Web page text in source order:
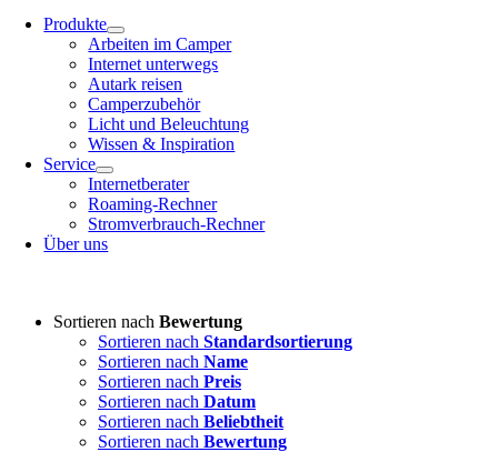
Produkte
Arbeiten im Camper
Internet unterwegs
Autark reisen
Camperzubehör
Licht und Beleuchtung
Wissen & Inspiration
Service
Internetberater
Roaming-Rechner
Stromverbrauch-Rechner
Über uns
Sortieren nach Bewertung
Sortieren nach Standardsortierung
Sortieren nach Name
Sortieren nach Preis
Sortieren nach Datum
Sortieren nach Beliebtheit
Sortieren nach Bewertung